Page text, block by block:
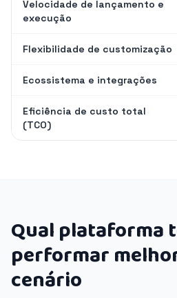
Velocidade de lançamento e
execução
Flexibilidade de customização
Ecossistema e integrações
Eficiência de custo total
(TCO)
Qual plataforma
performar
cenário